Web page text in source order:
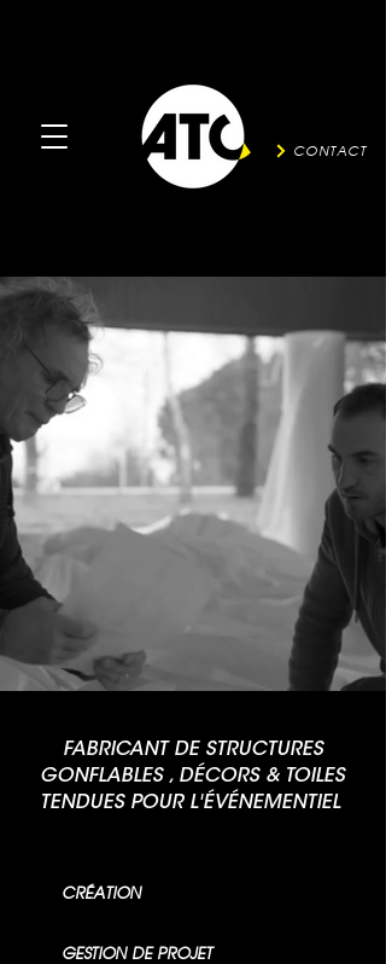
CONTACT
FABRICANT DE STRUCTURES
GONFLABLES , DÉCORS & TOILES
TENDUES POUR L'ÉVÉNEMENTIEL
CRÉATION
GESTION DE PROJET